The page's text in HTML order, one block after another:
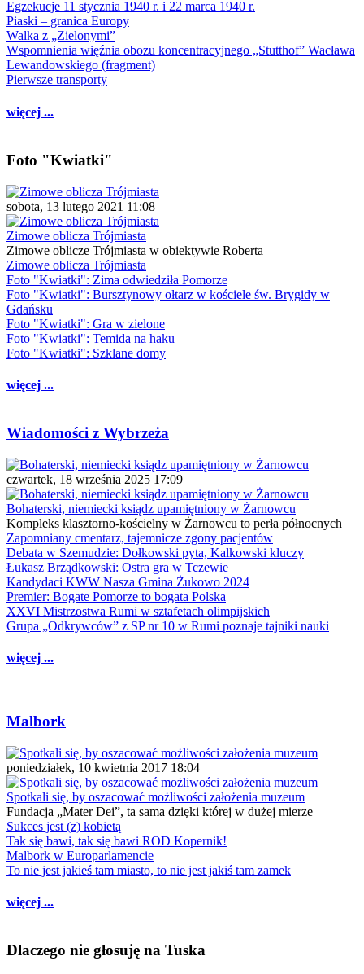
Egzekucje 11 stycznia 1940 r. i 22 marca 1940 r.
Piaski – granica Europy
Walka z „Zielonymi”
Wspomnienia więźnia obozu koncentracyjnego „Stutthof” Wacława
Lewandowskiego (fragment)
Pierwsze transporty
więcej ...
Foto "Kwiatki"
sobota, 13 lutego 2021 11:08
Zimowe oblicza Trójmiasta
Zimowe oblicze Trójmiasta w obiektywie Roberta
Zimowe oblicza Trójmiasta
Foto "Kwiatki": Zima odwiedziła Pomorze
Foto "Kwiatki": Bursztynowy ołtarz w kościele św. Brygidy w
Gdańsku
Foto "Kwiatki": Gra w zielone
Foto "Kwiatki": Temida na haku
Foto "Kwiatki": Szklane domy
więcej ...
Wiadomości z Wybrzeża
czwartek, 18 września 2025 17:09
Bohaterski, niemiecki ksiądz upamiętniony w Żarnowcu
Kompleks klasztorno-kościelny w Żarnowcu to perła północnych
Zapomniany cmentarz, tajemnicze zgony pacjentów
Debata w Szemudzie: Dołkowski pyta, Kalkowski kluczy
Łukasz Brządkowski: Ostra gra w Tczewie
Kandydaci KWW Nasza Gmina Żukowo 2024
Premier: Bogate Pomorze to bogata Polska
XXVI Mistrzostwa Rumi w sztafetach olimpijskich
Grupa „Odkrywców” z SP nr 10 w Rumi poznaje tajniki nauki
więcej ...
Malbork
poniedziałek, 10 kwietnia 2017 18:04
Spotkali się, by oszacować możliwości założenia muzeum
Fundacja „Mater Dei”, ta sama dzięki której w dużej mierze
Sukces jest (z) kobietą
Tak się bawi, tak się bawi ROD Kopernik!
Malbork w Europarlamencie
To nie jest jakieś tam miasto, to nie jest jakiś tam zamek
więcej ...
Dlaczego nie głosuję na Tuska